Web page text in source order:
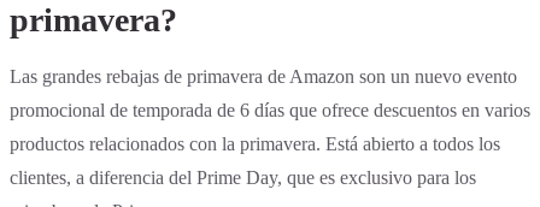
primavera?
Las grandes rebajas de primavera de Amazon son un nuevo evento
promocional de temporada de 6 días que ofrece descuentos en varios
productos relacionados con la primavera. Está abierto a todos los
clientes, a diferencia del Prime Day, que es exclusivo para los